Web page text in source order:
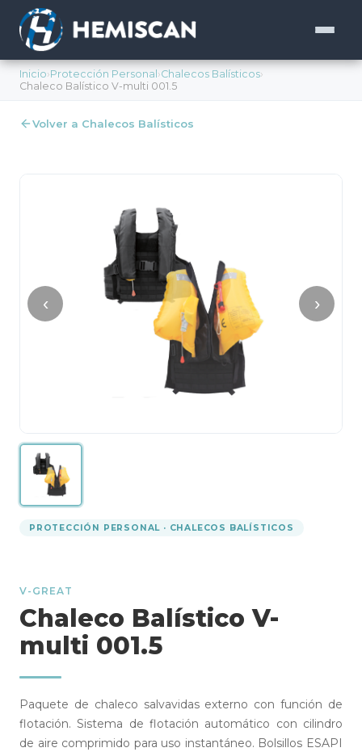
Inicio›Protección Personal ›Chalecos Balísticos›
Chaleco Balístico V-multi 001.5
Volver a Chalecos Balísticos
‹ ›
PROTECCIÓN PERSONAL · CHALECOS BALÍSTICOS
V-GREAT
Chaleco Balístico V-
multi 001.5
Paquete de chaleco salvavidas externo con función de
flotación. Sistema de flotación automático con cilindro
de aire comprimido para uso instantáneo. Bolsillos ESAPI